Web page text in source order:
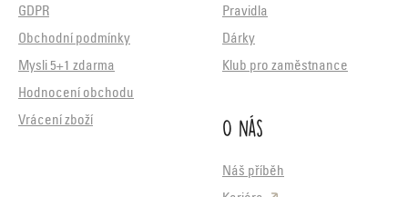
GDPR
Obchodní podmínky
Mysli 5+1 zdarma
Hodnocení obchodu
Vrácení zboží
Pravidla
Dárky
Klub pro zaměstnance
O nás
Náš příběh